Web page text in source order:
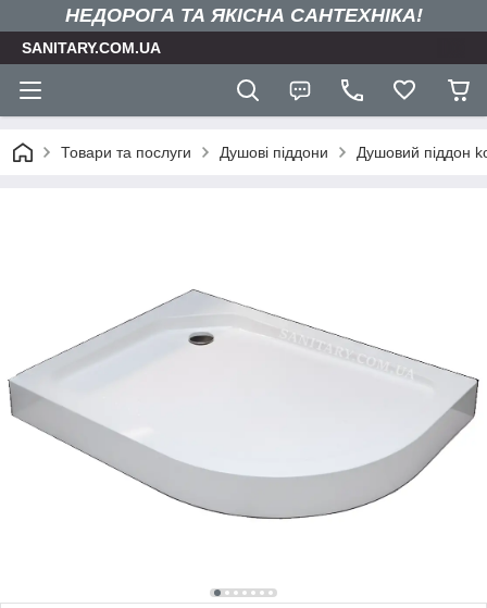
НЕДОРОГА ТА ЯКIСНА САНТЕХНІКА!
SANITARY.COM.UA
Товари та послуги Душові піддони Душовий піддон